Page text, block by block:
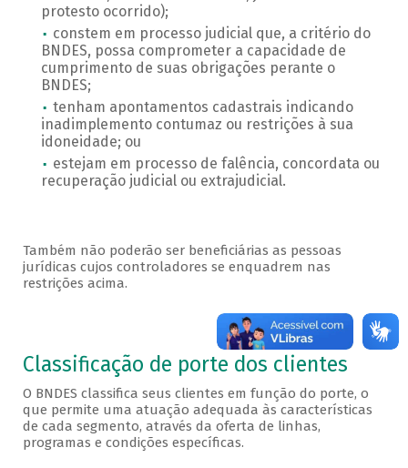
protesto ocorrido);
constem em processo judicial que, a critério do
BNDES, possa comprometer a capacidade de
cumprimento de suas obrigações perante o
BNDES;
tenham apontamentos cadastrais indicando
inadimplemento contumaz ou restrições à sua
idoneidade; ou
estejam em processo de falência, concordata ou
recuperação judicial ou extrajudicial.
Também não poderão ser beneficiárias as pessoas
jurídicas cujos controladores se enquadrem nas
restrições acima.
Classificação de porte dos clientes
O BNDES classifica seus clientes em função do porte, o
que permite uma atuação adequada às características
de cada segmento, através da oferta de linhas,
programas e condições específicas.